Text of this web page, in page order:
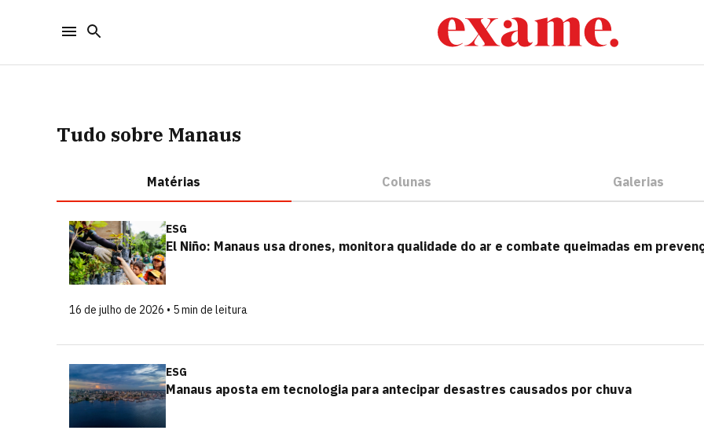
Tudo sobre Manaus
Matérias Colunas Galerias
ESG
El Niño: Manaus usa drones, monitora qualidade do ar e combate queimadas em
16 de julho de 2026 • 5 min de leitura
ESG
Manaus aposta em tecnologia para antecipar desastres causados por chuva